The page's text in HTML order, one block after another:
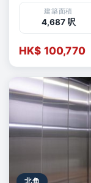
建築面積
4,687 呎
HK$ 100,770
北角